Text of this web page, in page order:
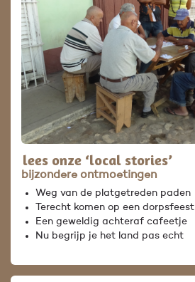
lees onze ‘local stories’
bijzondere ontmoetingen
Weg van de platgetreden paden
Terecht komen op een dorpsfeest
Een geweldig achteraf cafeetje
Nu begrijp je het land pas echt